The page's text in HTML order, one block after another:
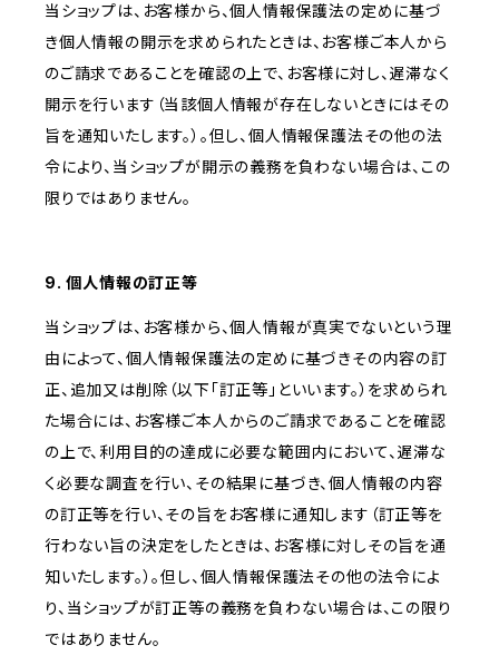
当ショップは、お客様から、個人情報保護法の定めに基づ
き個人情報の開示を求められたときは、お客様ご本人から
のご請求であることを確認の上で、お客様に対し、遅滞なく
開示を行います（当該個人情報が存在しないときにはその
旨を通知いたします。）。但し、個人情報保護法その他の法
令により、当ショップが開示の義務を負わない場合は、この
限りではありません。
9. 個人情報の訂正等
当ショップは、お客様から、個人情報が真実でないという理
由によって、個人情報保護法の定めに基づきその内容の訂
正、追加又は削除（以下「訂正等」といいます。）を求められ
た場合には、お客様ご本人からのご請求であることを確認
の上で、利用目的の達成に必要な範囲内において、遅滞な
く必要な調査を行い、その結果に基づき、個人情報の内容
の訂正等を行い、その旨をお客様に通知します（訂正等を
行わない旨の決定をしたときは、お客様に対しその旨を通
知いたします。）。但し、個人情報保護法その他の法令によ
り、当ショップが訂正等の義務を負わない場合は、この限り
ではありません。